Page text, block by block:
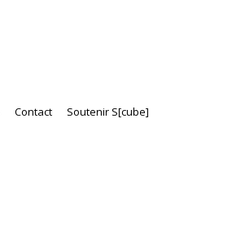
Contact Soutenir S[cube]